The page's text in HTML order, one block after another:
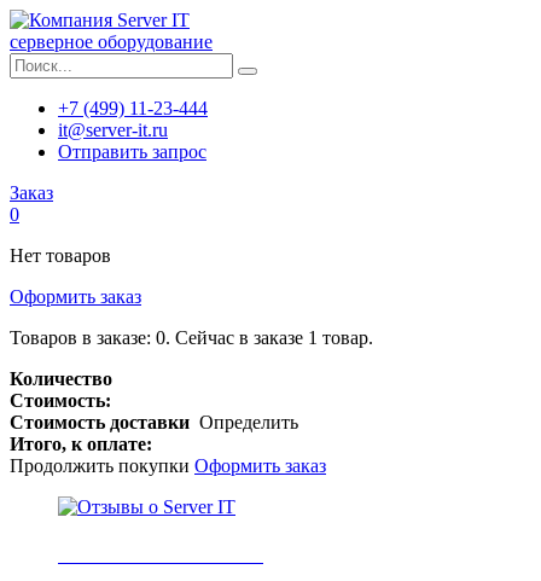
серверное оборудование
+7 (499) 11-23-444
it@server-it.ru
Отправить запрос
Заказ
0
Нет товаров
Оформить заказ
Товаров в заказе: 0. Сейчас в заказе 1 товар.
Количество
Стоимость:
Стоимость доставки Определить
Итого, к оплате:
Продолжить покупки Оформить заказ